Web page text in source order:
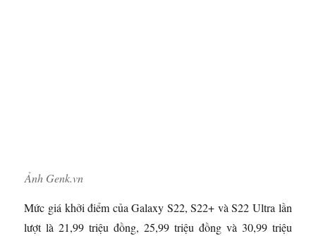
Ảnh Genk.vn
Mức giá khởi điểm của Galaxy S22, S22+ và S22 Ultra lần
lượt là 21,99 triệu đồng, 25,99 triệu đồng và 30,99 triệu